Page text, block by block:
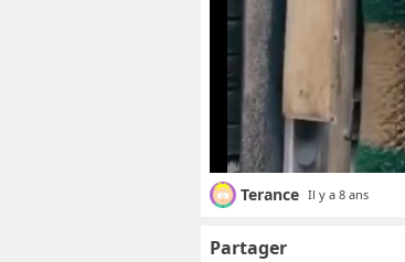
Terance Il y a 8 ans
Partager